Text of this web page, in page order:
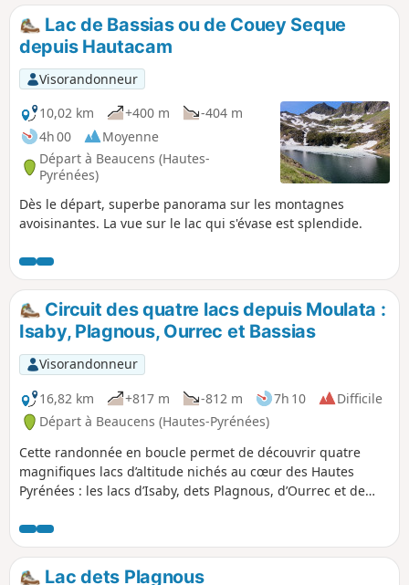
Lac de Bassias ou de Couey Seque
depuis Hautacam
Visorandonneur
10,02 km
+400 m
-404 m
4h 00
Moyenne
Départ à Beaucens (Hautes-
Pyrénées)
Dès le départ, superbe panorama sur les montagnes
avoisinantes. La vue sur le lac qui s'évase est splendide.
Circuit des quatre lacs depuis Moulata :
Isaby, Plagnous, Ourrec et Bassias
Visorandonneur
16,82 km
+817 m -812 m 7h 10
Difficile
Départ à Beaucens (Hautes-Pyrénées)
Cette randonnée en boucle permet de découvrir quatre
magnifiques lacs d’altitude nichés au cœur des Hautes
Pyrénées : les lacs d’Isaby, dets Plagnous, d’Ourrec et de
sentiers de montagne, estives et panoramas ouverts sur les
sommets environnants. Accessible aux randonneurs
habitués à la marche en terrain montagnard, cet itinéraire
Lac dets Plagnous